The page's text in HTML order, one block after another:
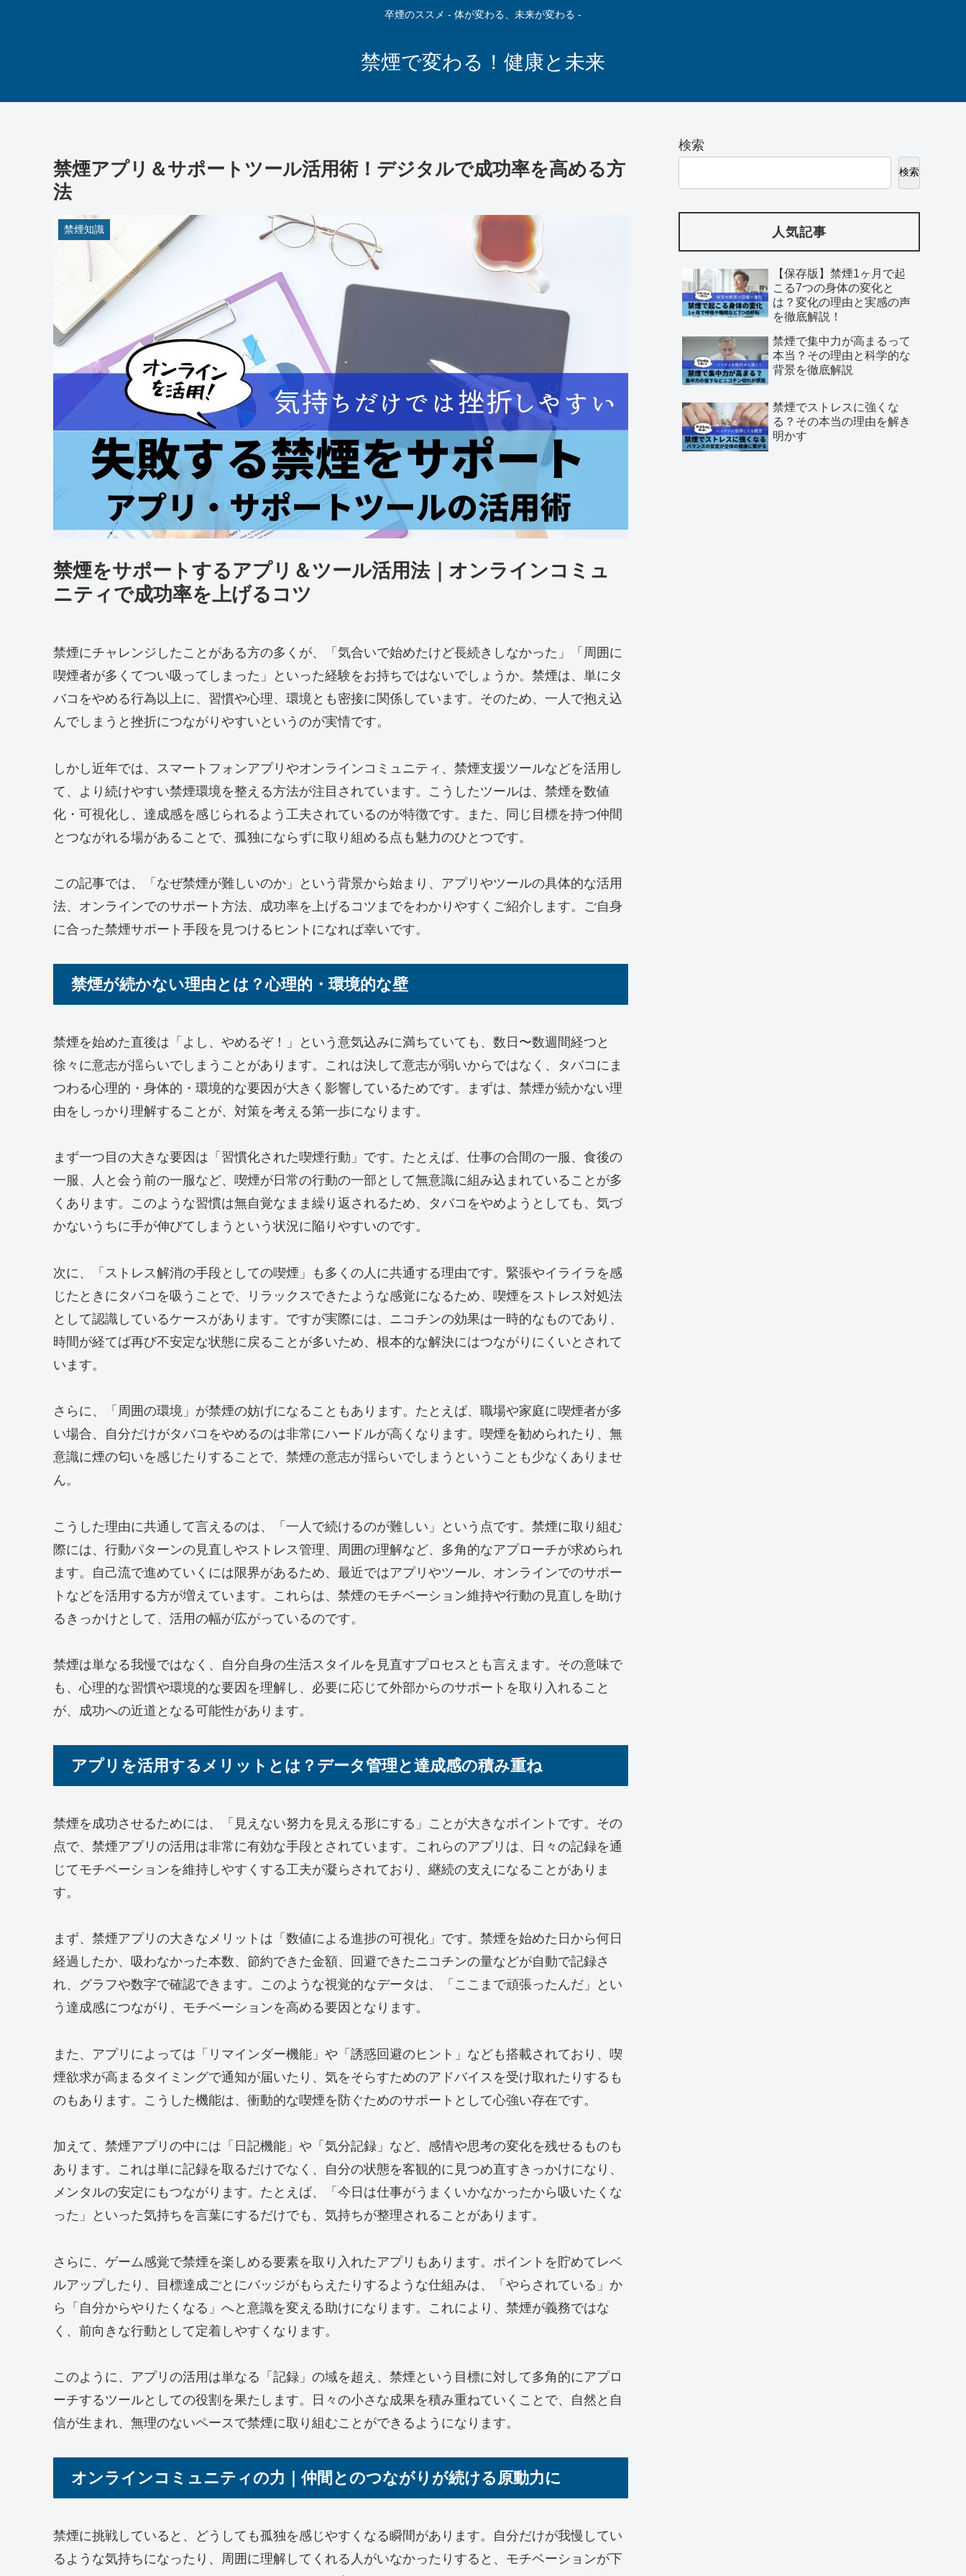
卒煙のススメ - 体が変わる、未来が変わる -
禁煙で変わる！健康と未来
禁煙アプリ＆サポートツール活用術！デジタルで成功率を高める方
法
禁煙知識
禁煙をサポートするアプリ＆ツール活用法｜オンラインコミュ
ニティで成功率を上げるコツ
禁煙にチャレンジしたことがある方の多くが、「気合いで始めたけど長続きしなかった」「周囲に
喫煙者が多くてつい吸ってしまった」といった経験をお持ちではないでしょうか。禁煙は、単にタ
バコをやめる行為以上に、習慣や心理、環境とも密接に関係しています。そのため、一人で抱え込
んでしまうと挫折につながりやすいというのが実情です。
しかし近年では、スマートフォンアプリやオンラインコミュニティ、禁煙支援ツールなどを活用し
て、より続けやすい禁煙環境を整える方法が注目されています。こうしたツールは、禁煙を数値
化・可視化し、達成感を感じられるよう工夫されているのが特徴です。また、同じ目標を持つ仲間
とつながれる場があることで、孤独にならずに取り組める点も魅力のひとつです。
この記事では、「なぜ禁煙が難しいのか」という背景から始まり、アプリやツールの具体的な活用
法、オンラインでのサポート方法、成功率を上げるコツまでをわかりやすくご紹介します。ご自身
に合った禁煙サポート手段を見つけるヒントになれば幸いです。
禁煙が続かない理由とは？心理的・環境的な壁
禁煙を始めた直後は「よし、やめるぞ！」という意気込みに満ちていても、数日〜数週間経つと
徐々に意志が揺らいでしまうことがあります。これは決して意志が弱いからではなく、タバコにま
つわる心理的・身体的・環境的な要因が大きく影響しているためです。まずは、禁煙が続かない理
由をしっかり理解することが、対策を考える第一歩になります。
まず一つ目の大きな要因は「習慣化された喫煙行動」です。たとえば、仕事の合間の一服、食後の
一服、人と会う前の一服など、喫煙が日常の行動の一部として無意識に組み込まれていることが多
くあります。このような習慣は無自覚なまま繰り返されるため、タバコをやめようとしても、気づ
かないうちに手が伸びてしまうという状況に陥りやすいのです。
次に、「ストレス解消の手段としての喫煙」も多くの人に共通する理由です。緊張やイライラを感
じたときにタバコを吸うことで、リラックスできたような感覚になるため、喫煙をストレス対処法
として認識しているケースがあります。ですが実際には、ニコチンの効果は一時的なものであり、
時間が経てば再び不安定な状態に戻ることが多いため、根本的な解決にはつながりにくいとされて
います。
さらに、「周囲の環境」が禁煙の妨げになることもあります。たとえば、職場や家庭に喫煙者が多
い場合、自分だけがタバコをやめるのは非常にハードルが高くなります。喫煙を勧められたり、無
意識に煙の匂いを感じたりすることで、禁煙の意志が揺らいでしまうということも少なくありませ
ん。
こうした理由に共通して言えるのは、「一人で続けるのが難しい」という点です。禁煙に取り組む
際には、行動パターンの見直しやストレス管理、周囲の理解など、多角的なアプローチが求められ
ます。自己流で進めていくには限界があるため、最近ではアプリやツール、オンラインでのサポー
トなどを活用する方が増えています。これらは、禁煙のモチベーション維持や行動の見直しを助け
るきっかけとして、活用の幅が広がっているのです。
禁煙は単なる我慢ではなく、自分自身の生活スタイルを見直すプロセスとも言えます。その意味で
も、心理的な習慣や環境的な要因を理解し、必要に応じて外部からのサポートを取り入れること
が、成功への近道となる可能性があります。
アプリを活用するメリットとは？データ管理と達成感の積み重ね
禁煙を成功させるためには、「見えない努力を見える形にする」ことが大きなポイントです。その
点で、禁煙アプリの活用は非常に有効な手段とされています。これらのアプリは、日々の記録を通
じてモチベーションを維持しやすくする工夫が凝らされており、継続の支えになることがありま
す。
まず、禁煙アプリの大きなメリットは「数値による進捗の可視化」です。禁煙を始めた日から何日
経過したか、吸わなかった本数、節約できた金額、回避できたニコチンの量などが自動で記録さ
れ、グラフや数字で確認できます。このような視覚的なデータは、「ここまで頑張ったんだ」とい
う達成感につながり、モチベーションを高める要因となります。
また、アプリによっては「リマインダー機能」や「誘惑回避のヒント」なども搭載されており、喫
煙欲求が高まるタイミングで通知が届いたり、気をそらすためのアドバイスを受け取れたりするも
のもあります。こうした機能は、衝動的な喫煙を防ぐためのサポートとして心強い存在です。
加えて、禁煙アプリの中には「日記機能」や「気分記録」など、感情や思考の変化を残せるものも
あります。これは単に記録を取るだけでなく、自分の状態を客観的に見つめ直すきっかけになり、
メンタルの安定にもつながります。たとえば、「今日は仕事がうまくいかなかったから吸いたくな
った」といった気持ちを言葉にするだけでも、気持ちが整理されることがあります。
さらに、ゲーム感覚で禁煙を楽しめる要素を取り入れたアプリもあります。ポイントを貯めてレベ
ルアップしたり、目標達成ごとにバッジがもらえたりするような仕組みは、「やらされている」か
ら「自分からやりたくなる」へと意識を変える助けになります。これにより、禁煙が義務ではな
く、前向きな行動として定着しやすくなります。
このように、アプリの活用は単なる「記録」の域を超え、禁煙という目標に対して多角的にアプロ
ーチするツールとしての役割を果たします。日々の小さな成果を積み重ねていくことで、自然と自
信が生まれ、無理のないペースで禁煙に取り組むことができるようになります。
オンラインコミュニティの力｜仲間とのつながりが続ける原動力に
禁煙に挑戦していると、どうしても孤独を感じやすくなる瞬間があります。自分だけが我慢してい
るような気持ちになったり、周囲に理解してくれる人がいなかったりすると、モチベーションが下
検索
検索
人気記事
【保存版】禁煙1ヶ月で起
こる7つの身体の変化と
は？変化の理由と実感の声
を徹底解説！
禁煙で集中力が高まるって
本当？その理由と科学的な
背景を徹底解説
禁煙でストレスに強くな
る？その本当の理由を解き
明かす